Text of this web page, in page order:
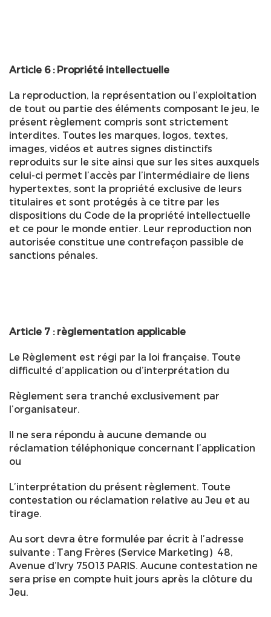
Article 6 : Propriété intellectuelle
La reproduction, la représentation ou l’exploitation
de tout ou partie des éléments composant le jeu, le
présent règlement compris sont strictement
interdites. Toutes les marques, logos, textes,
images, vidéos et autres signes distinctifs
reproduits sur le site ainsi que sur les sites auxquels
celui-ci permet l’accès par l’intermédiaire de liens
hypertextes, sont la propriété exclusive de leurs
titulaires et sont protégés à ce titre par les
dispositions du Code de la propriété intellectuelle
et ce pour le monde entier. Leur reproduction non
autorisée constitue une contrefaçon passible de
sanctions pénales.
Article 7 : règlementation applicable
Le Règlement est régi par la loi française. Toute
difficulté d’application ou d’interprétation du
Règlement sera tranché exclusivement par
l’organisateur.
Il ne sera répondu à aucune demande ou
réclamation téléphonique concernant l’application
ou
L’interprétation du présent règlement. Toute
contestation ou réclamation relative au Jeu et au
tirage.
Au sort devra être formulée par écrit à l’adresse
suivante : Tang Frères (Service Marketing) 48,
Avenue d’Ivry 75013 PARIS. Aucune contestation ne
sera prise en compte huit jours après la clôture du
Jeu.